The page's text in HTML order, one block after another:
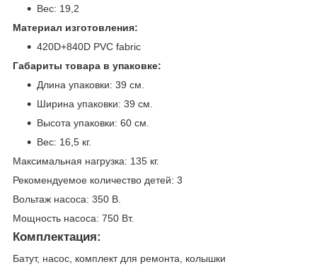
Вес: 19,2
Материал изготовления:
420D+840D PVC fabric
Габариты товара в упаковке:
Длина упаковки: 39 см.
Ширина упаковки: 39 см.
Высота упаковки: 60 см.
Вес: 16,5 кг.
Максимальная нагрузка: 135 кг.
Рекомендуемое количество детей: 3
Вольтаж насоса: 350 В.
Мощность насоса: 750 Вт.
Комплектация:
Батут, насос, комплект для ремонта, колышки